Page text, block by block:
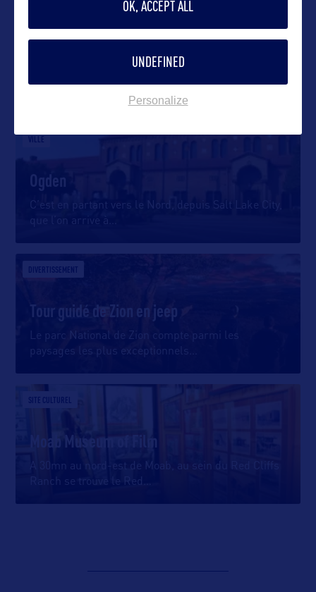
DANS LA MÊME CATEGORIE
VILLE
Ogden
C’est en partant vers le Nord, depuis Salt Lake City,
que l’on arrive à
DIVERTISSEMENT
Tour guidé de Zion en jeep
Le parc National de Zion compte parmi les
paysages les plus exceptionnels
SITE CULTUREL
Moab Museum of Film
A 30mn au nord-est de Moab, au sein du Red Cliffs
Ranch se trouve le Red
OK, ACCEPT ALL
UNDEFINED
Personalize